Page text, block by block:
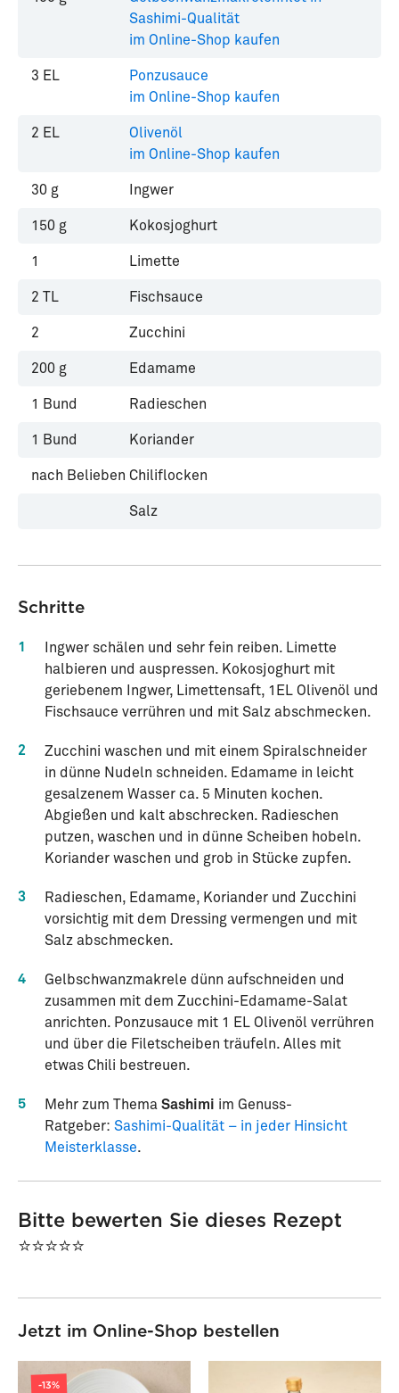
Sashimi-Qualität
im Online-Shop kaufen
3 EL
Ponzusauce
im Online-Shop kaufen
2 EL
Olivenöl
im Online-Shop kaufen
30 g Ingwer
150 g Kokosjoghurt
1 Limette
2 TL Fischsauce
2 Zucchini
200 g Edamame
1 Bund Radieschen
1 Bund Koriander
nach Belieben Chiliflocken
Salz
Schritte
1
Ingwer schälen und sehr fein reiben. Limette
halbieren und auspressen. Kokosjoghurt mit
geriebenem Ingwer, Limettensaft, 1EL Olivenöl und
Fischsauce verrühren und mit Salz abschmecken.
2
Zucchini waschen und mit einem Spiralschneider
in dünne Nudeln schneiden. Edamame in leicht
gesalzenem Wasser ca. 5 Minuten kochen.
Abgießen und kalt abschrecken. Radieschen
putzen, waschen und in dünne Scheiben hobeln.
Koriander waschen und grob in Stücke zupfen.
3
Radieschen, Edamame, Koriander und Zucchini
vorsichtig mit dem Dressing vermengen und mit
Salz abschmecken.
4
Gelbschwanzmakrele dünn aufschneiden und
zusammen mit dem Zucchini-Edamame-Salat
anrichten. Ponzusauce mit 1 EL Olivenöl verrühren
und über die Filetscheiben träufeln. Alles mit
etwas Chili bestreuen.
5 Mehr zum Thema Sashimi im Genuss-
Ratgeber: Sashimi-Qualität – in jeder Hinsicht
Meisterklasse.
Bitte bewerten Sie dieses Rezept
⭐⭐⭐⭐⭐
Jetzt im Online-Shop bestellen
-13%